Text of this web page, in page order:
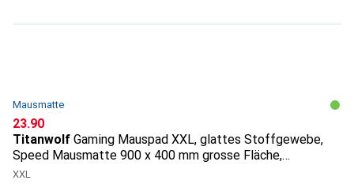
Mausmatte
CHF
23.90
Titanwolf Gaming Mauspad XXL, glattes Stoffgewebe,
Speed Mausmatte 900 x 400 mm grosse Fläche,
Topography
XXL